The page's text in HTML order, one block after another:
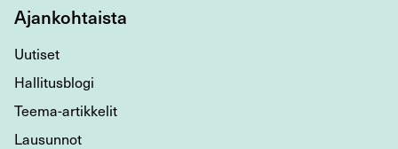
Ajankohtaista
Uutiset
Hallitusblogi
Teema-artikkelit
Lausunnot